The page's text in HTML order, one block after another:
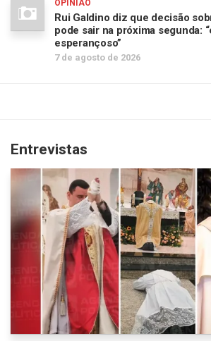
OPINIÃO
Rui Galdino diz que decisão
pode sair na próxima segunda:
esperançoso”
7 de agosto de 2026
Entrevistas